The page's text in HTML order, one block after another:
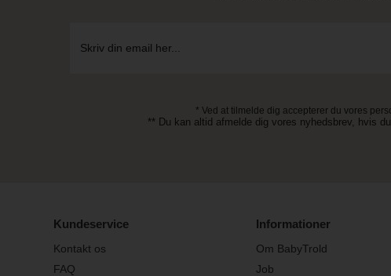
* Ved at tilmelde dig accepterer du vores
** Du kan altid afmelde dig vores nyhedsbrev, hvis
Kundeservice
Kontakt os
FAQ
Informationer
Om BabyTrold
Job